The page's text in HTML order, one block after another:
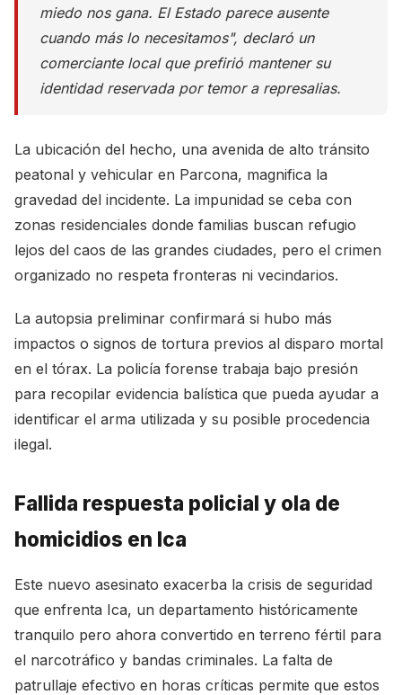
miedo nos gana. El Estado parece ausente
cuando más lo necesitamos", declaró un
comerciante local que prefirió mantener su
identidad reservada por temor a represalias.
La ubicación del hecho, una avenida de alto tránsito
peatonal y vehicular en Parcona, magnifica la
gravedad del incidente. La impunidad se ceba con
zonas residenciales donde familias buscan refugio
lejos del caos de las grandes ciudades, pero el crimen
organizado no respeta fronteras ni vecindarios.
La autopsia preliminar confirmará si hubo más
impactos o signos de tortura previos al disparo mortal
en el tórax. La policía forense trabaja bajo presión
para recopilar evidencia balística que pueda ayudar a
identificar el arma utilizada y su posible procedencia
ilegal.
Fallida respuesta policial y ola de
homicidios en Ica
Este nuevo asesinato exacerba la crisis de seguridad
que enfrenta Ica, un departamento históricamente
tranquilo pero ahora convertido en terreno fértil para
el narcotráfico y bandas criminales. La falta de
patrullaje efectivo en horas críticas permite que estos